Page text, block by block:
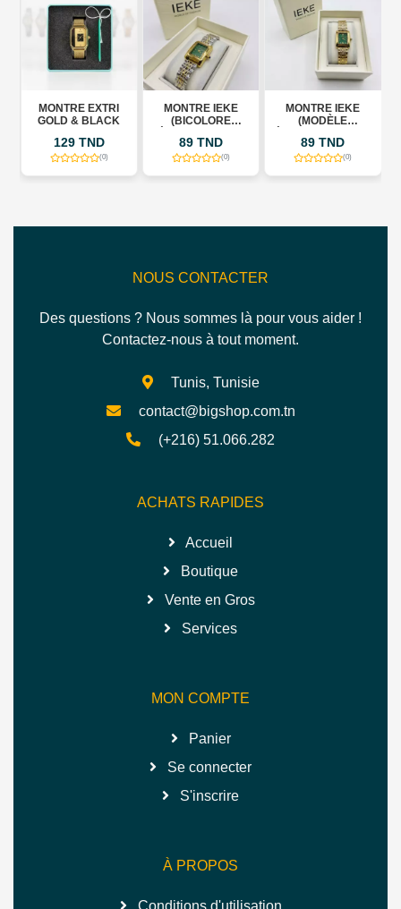
MONTRE EXTRI
GOLD & BLACK
129 TND
(0)
MONTRE IEKE
(BICOLORE
T/G
89 TND
(0)
MONTRE IEKE
(MODÈLE
89 TND
(0)
NOUS CONTACTER
Des questions ? Nous sommes là pour vous aider !
Contactez-nous à tout moment.
Tunis, Tunisie
contact@bigshop.com.tn
(+216) 51.066.282
ACHATS RAPIDES
Accueil
Boutique
Vente en Gros
Services
MON COMPTE
Panier
Se connecter
S'inscrire
À PROPOS